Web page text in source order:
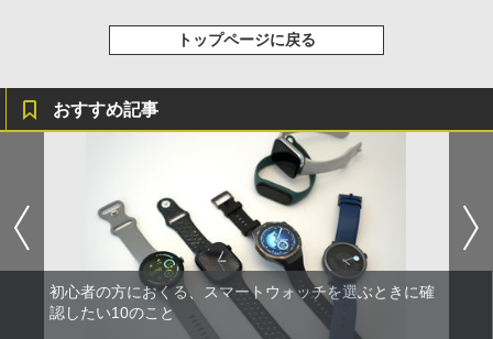
トップページに戻る
おすすめ記事
初心者の方におくる、スマートウォッチを選ぶときに確
認したい10のこと